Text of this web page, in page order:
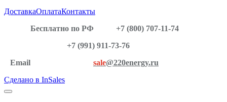
ДоставкаОплатаКонтакты
Бесплатно по РФ
+7 (800) 707-11-74
+7 (991) 911-73-76
Email
sale@220energy.ru
Сделано в InSales